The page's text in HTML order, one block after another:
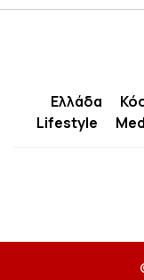
Ελλάδα
Lifestyle